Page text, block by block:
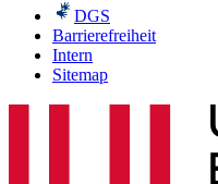
DGS
Barrierefreiheit
Intern
Sitemap